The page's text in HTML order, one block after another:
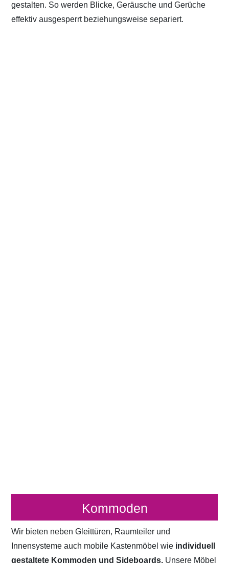
gestalten. So werden Blicke, Geräusche und Gerüche
effektiv ausgesperrt beziehungsweise separiert.
Kommoden
Wir bieten neben Gleittüren, Raumteiler und
Innensysteme auch mobile Kastenmöbel wie individuell
gestaltete Kommoden und Sideboards. Unsere Möbel